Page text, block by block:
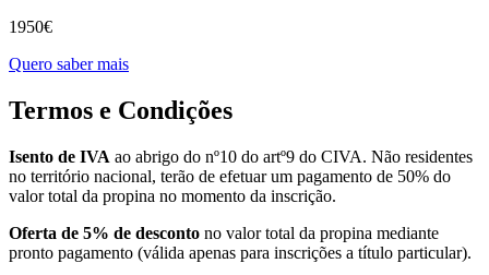
1950€
Quero saber mais
Termos e Condições
Isento de IVA ao abrigo do nº10 do artº9 do CIVA. Não residentes
no território nacional, terão de efetuar um pagamento de 50% do
valor total da propina no momento da inscrição.
Oferta de 5% de desconto no valor total da propina mediante
pronto pagamento (válida apenas para inscrições a título particular).